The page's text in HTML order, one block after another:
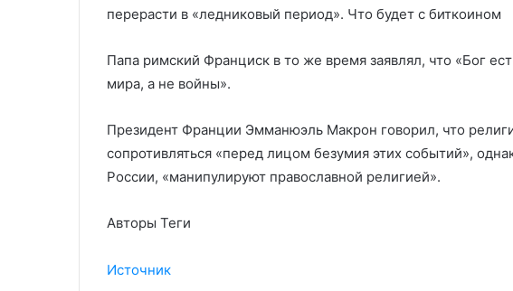
перерасти в «ледниковый период». Что будет с биткоином
Папа римский Франциск в то же время заявлял, что «Бог
мира, а не войны».
Президент Франции Эмманюэль Макрон говорил, что
сопротивляться «перед лицом безумия этих событий»,
России, «манипулируют православной религией».
Авторы Теги
Источник